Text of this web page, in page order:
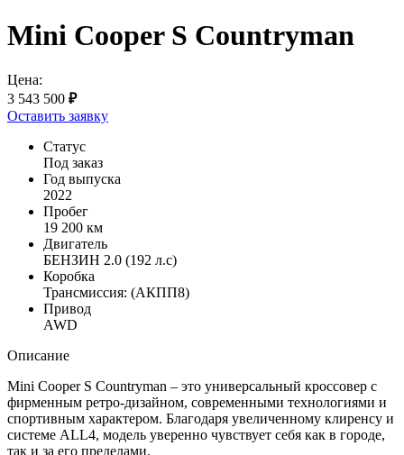
Mini Cooper S Countryman
Цена:
3 543 500 ₽
Оставить заявку
Статус
Под заказ
Год выпуска
2022
Пробег
19 200 км
Двигатель
БЕНЗИН 2.0 (192 л.с)
Коробка
Трансмиссия: (АКПП8)
Привод
AWD
Описание
Mini Cooper S Countryman – это универсальный кроссовер с
фирменным ретро-дизайном, современными технологиями и
спортивным характером. Благодаря увеличенному клиренсу и
системе ALL4, модель уверенно чувствует себя как в городе,
так и за его пределами.